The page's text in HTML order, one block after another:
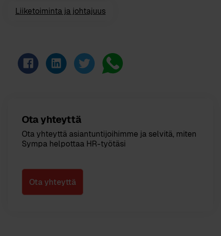
Liiketoiminta ja johtajuus
Ota yhteyttä
Ota yhteyttä asiantuntijoihimme ja selvitä, miten
Sympa helpottaa HR-työtäsi
Ota yhteyttä